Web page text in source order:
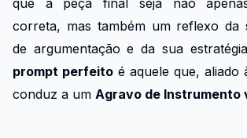
que a peça final seja não
correta, mas também um reflexo da
de argumentação e da sua
prompt perfeito é aquele que, aliado
conduz a um Agravo de Instrumento